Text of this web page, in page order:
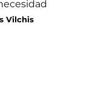
Vilchis